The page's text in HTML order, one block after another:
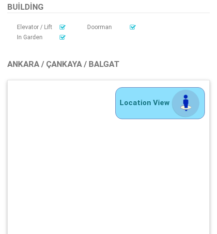
BUILDING
Elevator / Lift
Doorman
In Garden
ANKARA / ÇANKAYA / BALGAT
Location View